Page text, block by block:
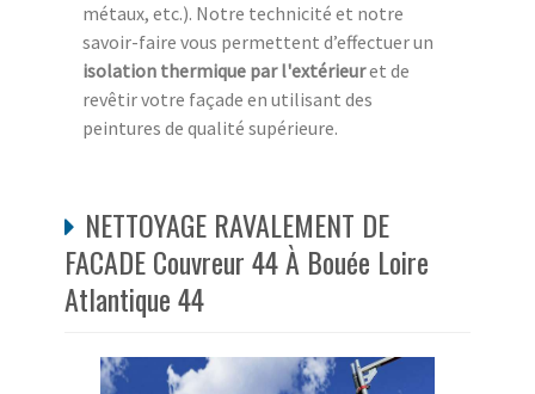
métaux, etc.). Notre technicité et notre
savoir-faire vous permettent d’effectuer un
isolation thermique par l'extérieuret de
revêtir votre façade en utilisant des
peintures de qualité supérieure.
NETTOYAGE RAVALEMENT DE
FACADE Couvreur 44 À Bouée Loire
Atlantique 44